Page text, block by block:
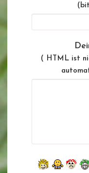
( HTML ist